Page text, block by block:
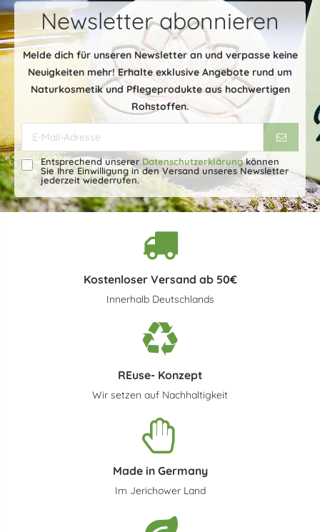
Newsletter abonnieren
Melde dich für unseren Newsletter an und verpasse keine
Neuigkeiten mehr! Erhalte exklusive Angebote rund um
Naturkosmetik und Pflegeprodukte aus hochwertigen
Rohstoffen.
Entsprechend unsererDatenschutzerklärungkönnen
Sie Ihre Einwilligung in den Versand unseres Newsletter
jederzeit wiederrufen.
Kostenloser Versand ab 50€
Innerhalb Deutschlands
REuse- Konzept
Wir setzen auf Nachhaltigkeit
Made in Germany
Im Jerichower Land